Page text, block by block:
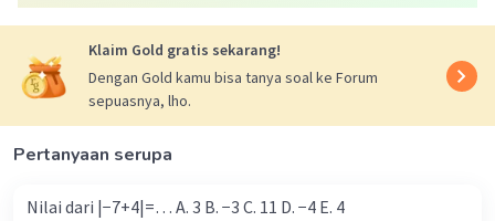
Klaim Gold gratis sekarang!
Dengan Gold kamu bisa tanya soal ke Forum
sepuasnya, lho.
Pertanyaan serupa
Nilai dari |−7+4|=… A. 3 B. −3 C. 11 D. −4 E. 4